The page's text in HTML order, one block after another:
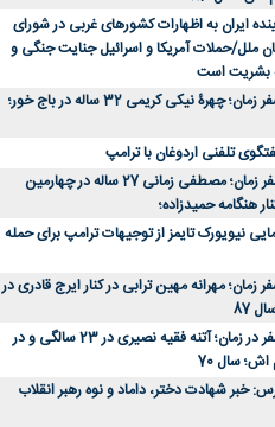
ایران به اظهارات کشورهای غربی در شورای
ملل/حملات آمریکا و اسرائیل جنایت جنگی و
بشریت است
عکس؛ سفر زمان؛ چهرۀ نیکی کریمی 32 ساله در باج خور؛
تلفنی اردوغان با ترامپ
عکس؛ سفر زمان؛ مصطفی زمانی 27 ساله در چهارمین
هنگامه حمیدزاده؛
نیویورک تایمز از توجیهات ترامپ برای حمله
زمان؛ مهرانه مهین ترابی در کنار ایرج قادری در
87
عکس؛ سفر در زمان؛ آتنه فقیه نصیری در 23 سالگی و در
سال 70
خبر شهادت دختر، داماد و نوه رهبر انقلاب